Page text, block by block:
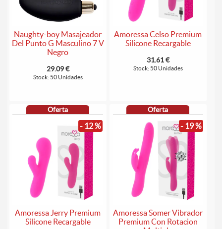
Naughty-boy Masajeador
Del Punto G Masculino 7 V
Negro
29.09 €
Stock: 50 Unidades
Amoressa Celso Premium
Silicone Recargable
31.61 €
Stock: 50 Unidades
Oferta
- 12 %
Amoressa Jerry Premium
Silicone Recargable
Oferta
- 19 %
Amoressa Somer Vibrador
Premium Con Rotacion